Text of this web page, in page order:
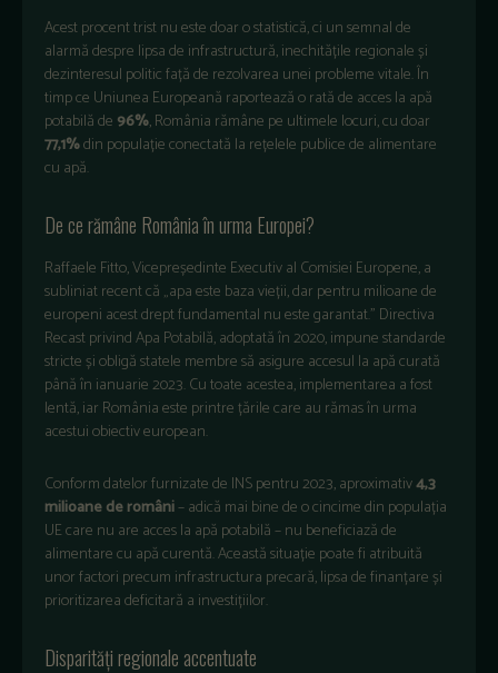
Acest procent trist nu este doar o statistică, ci un semnal de
alarmă despre lipsa de infrastructură, inechitățile regionale și
dezinteresul politic față de rezolvarea unei probleme vitale. În
timp ce Uniunea Europeană raportează o rată de acces la apă
potabilă de 96%, România rămâne pe ultimele locuri, cu doar
77,1%din populație conectată la rețelele publice de alimentare
cu apă.
De ce rămâne România în urma Europei?
Raffaele Fitto, Vicepreședinte Executiv al Comisiei Europene, a
subliniat recent că „apa este baza vieții, dar pentru milioane de
europeni acest drept fundamental nu este garantat.” Directiva
Recast privind Apa Potabilă, adoptată în 2020, impune standarde
stricte și obligă statele membre să asigure accesul la apă curată
până în ianuarie 2023. Cu toate acestea, implementarea a fost
lentă, iar România este printre țările care au rămas în urma
acestui obiectiv european.
Conform datelor furnizate de INS pentru 2023, aproximativ4,3
milioane de români– adică mai bine de o cincime din populația
UE care nu are acces la apă potabilă – nu beneficiază de
alimentare cu apă curentă. Această situație poate fi atribuită
unor factori precum infrastructura precară, lipsa de finanțare și
prioritizarea deficitară a investițiilor.
Disparități regionale accentuate